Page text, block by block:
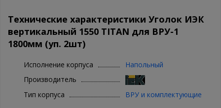
Технические характеристики Уголок ИЭК
вертикальный 1550 TITAN для ВРУ-1
1800мм (уп. 2шт)
Исполнение корпуса
Напольный
Производитель
Тип корпуса
ВРУ и комплектующие